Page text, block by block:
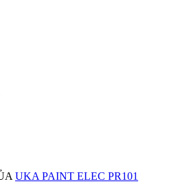
UKA PAINT ELEC PR101